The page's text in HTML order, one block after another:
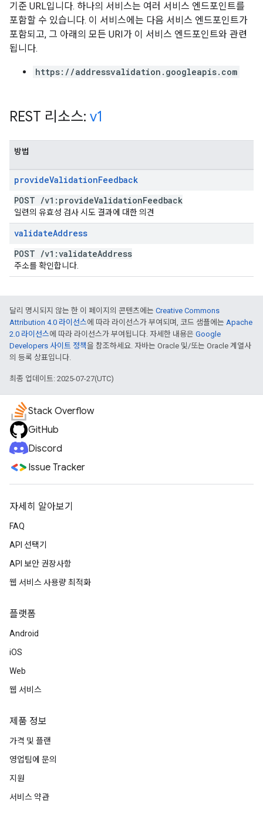
기준 URL입니다. 하나의 서비스는 여러 서비스 엔드포인트를
포함할 수 있습니다. 이 서비스에는 다음 서비스 엔드포인트가
포함되고, 그 아래의 모든 URI가 이 서비스 엔드포인트와 관련
됩니다.
https://addressvalidation.googleapis.com
REST 리소스: v1
방법
provideValidationFeedback
POST /v1:provideValidationFeedback
일련의 유효성 검사 시도 결과에 대한 의견
validateAddress
POST /v1:validateAddress
주소를 확인합니다.
달리 명시되지 않는 한 이 페이지의 콘텐츠에는 Creative Commons
Attribution 4.0 라이선스에 따라 라이선스가 부여되며, 코드 샘플에는 Apache
2.0 라이선스에 따라 라이선스가 부여됩니다. 자세한 내용은 Google
Developers 사이트 정책을 참조하세요. 자바는 Oracle 및/또는 Oracle 계열사
의 등록 상표입니다.
최종 업데이트: 2025-07-27(UTC)
Stack Overflow
GitHub
Discord
Issue Tracker
자세히 알아보기
FAQ
API 선택기
API 보안 권장사항
웹 서비스 사용량 최적화
플랫폼
Android
iOS
Web
웹 서비스
제품 정보
가격 및 플랜
영업팀에 문의
지원
서비스 약관